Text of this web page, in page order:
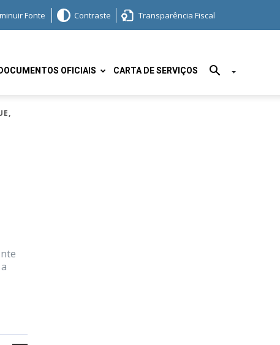
Fonte Contraste Transparência Fiscal
OFICIAIS CARTA DE SERVIÇOS